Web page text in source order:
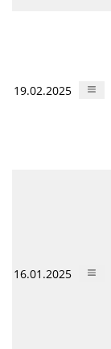
19.02.2025
16.01.2025